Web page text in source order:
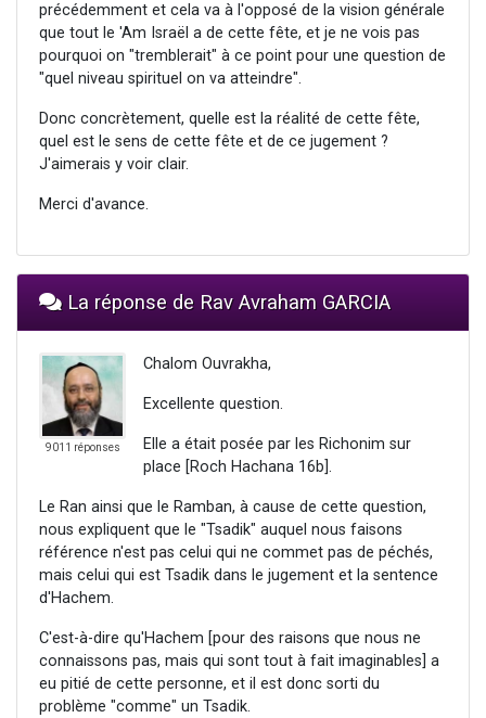
précédemment et cela va à l'opposé de la vision générale
que tout le 'Am Israël a de cette fête, et je ne vois pas
pourquoi on "tremblerait" à ce point pour une question de
"quel niveau spirituel on va atteindre".
Donc concrètement, quelle est la réalité de cette fête,
quel est le sens de cette fête et de ce jugement ?
J'aimerais y voir clair.
Merci d'avance.
La réponse de Rav Avraham GARCIA
9011 réponses
Chalom Ouvrakha,
Excellente question.
Elle a était posée par les Richonim sur
place [Roch Hachana 16b].
Le Ran ainsi que le Ramban, à cause de cette question,
nous expliquent que le "Tsadik" auquel nous faisons
référence n'est pas celui qui ne commet pas de péchés,
mais celui qui est Tsadik dans le jugement et la sentence
d'Hachem.
C'est-à-dire qu'Hachem [pour des raisons que nous ne
connaissons pas, mais qui sont tout à fait imaginables] a
eu pitié de cette personne, et il est donc sorti du
problème "comme" un Tsadik.